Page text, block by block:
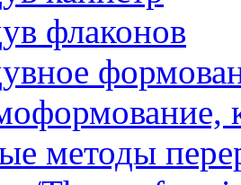
флаконов
методы